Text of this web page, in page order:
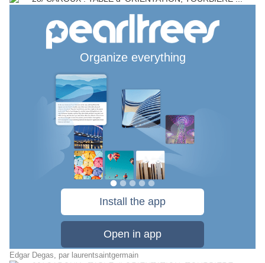
Edgar Degas, par laurentsaintgermain